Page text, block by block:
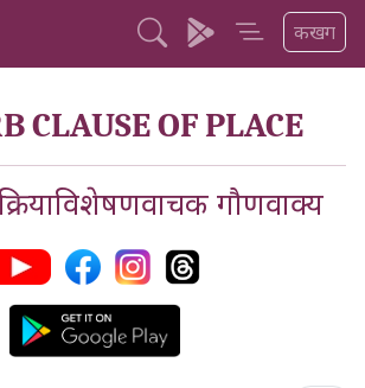
कखग
CLAUSE OF PLACE
गौणवाक्य